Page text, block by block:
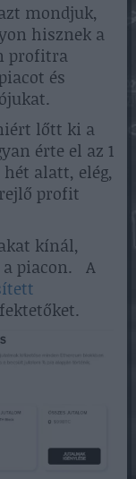
mondjuk,
hisznek a
profitra
és
lőtt ki a
érte el az 1
alatt, elég,
rejlő profit
kínál,
a piacon. A